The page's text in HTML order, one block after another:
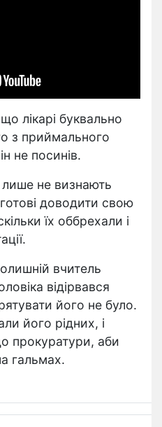
лікарі буквально
з приймального
не посинів.
не визнають
доводити свою
їх оббрехали і
вчитель
відірвався
його не було.
його рідних, і
прокуратури, аби
гальмах.